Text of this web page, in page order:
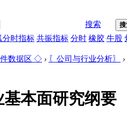
搜索
分时指标 共振指标 分时 橡胶 牛股
数据区 ◇ › 〖公司与行业分析〗
›
基本面研究纲要